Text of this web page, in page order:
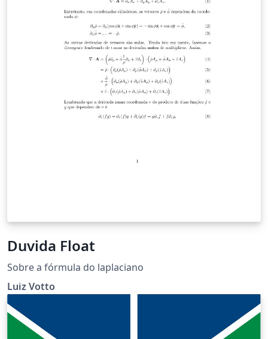
Duvida Float
Sobre a fórmula do laplaciano
Luiz Votto